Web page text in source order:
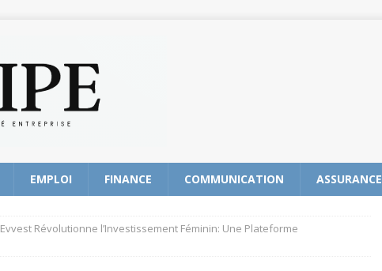
EMPLOI FINANCE COMMUNICATION ASSURANCE
Evvest Révolutionne l’Investissement Féminin: Une Plateforme